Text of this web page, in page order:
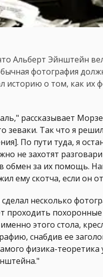
Альберт Эйнштейн
фотография
историю о том, как их
рассказывает
зеваки. Так что я
По пути туда, я
не захотят
обмен за их помощь.
ему скотча, если он
несколько
проходить
этого стола,
снабдив ее
физика-теоретика